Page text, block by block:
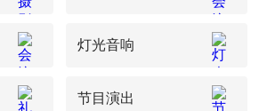
灯光音响
节目演出